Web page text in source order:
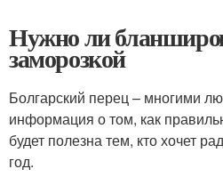
Нужно ли
заморозкой
Болгарский перец – многими
информация о том, как
будет полезна тем, кто хочет
год.